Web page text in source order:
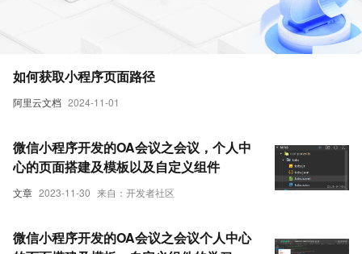
阿里云文档 2024-11-01
如何获取小程序页面路径
文章 2023-11-30 来自：开发者社区
微信小程序开发的OA会议之会议，个人中
心的页面搭建及模板以及自定义组件
微信小程序开发的OA会议之会议个人中心